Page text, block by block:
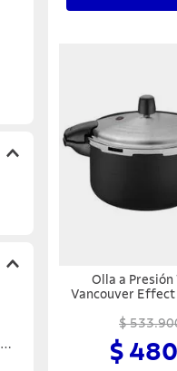
Olla a
Vancouver
$
$